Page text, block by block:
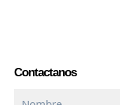
Contactanos
Nombre